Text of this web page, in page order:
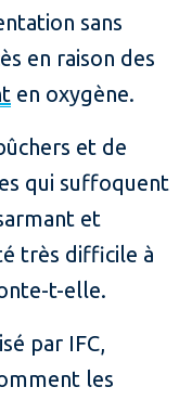
sans
en raison des
en oxygène.
et de
qui suffoquent
et
très difficile à
t-elle.
par IFC,
les